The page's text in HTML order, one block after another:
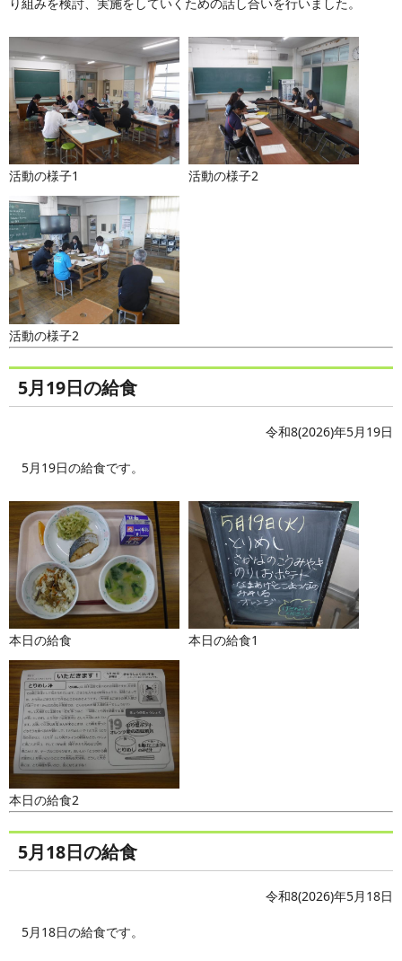
活動の様子1 活動の様子2
活動の様子2
5月19日の給食
令和8(2026)年5月19日
5月19日の給食です。
本日の給食 本日の給食1
本日の給食2
5月18日の給食
令和8(2026)年5月18日
5月18日の給食です。